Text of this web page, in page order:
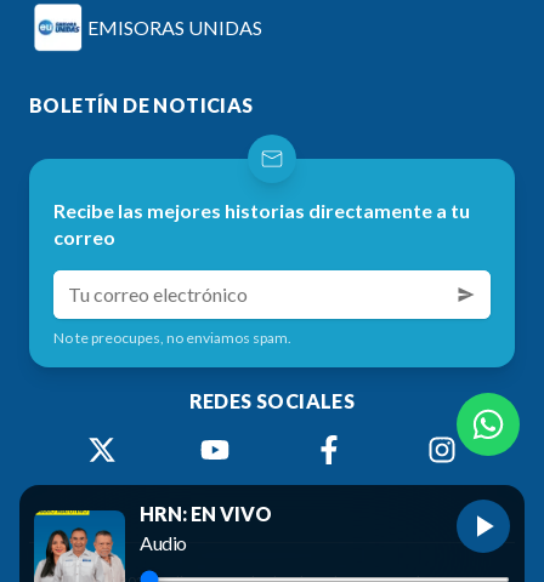
EMISORAS UNIDAS
BOLETÍN DE NOTICIAS
Recibe las mejores historias directamente a tu
correo
No te preocupes, no enviamos spam.
REDES SOCIALES
HRN: EN VIVO
Audio